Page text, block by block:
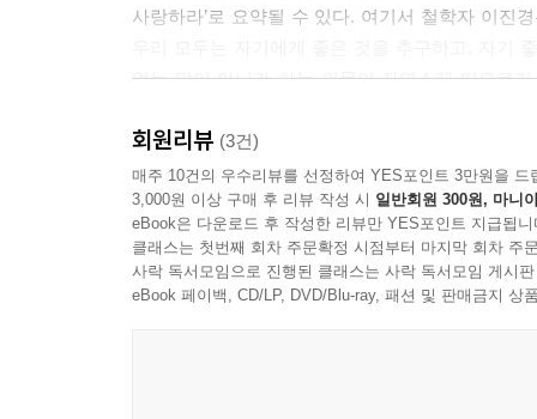
사랑하라’로 요약될 수 있다. 여기서 철학자 이진
없는 말이 아닌가 하는 의문이 자연스레 떠오르
시대를 넘어 우리에게 옮고 그름을 가르치고자 한
때문에 인간에게 무척이나 극단적이고도 지배적
삶을 살게 된다. ‘그들’이 가르치고 ‘그들’을 주어
이러한 태도가 ‘선’은 기본값인 채 ‘악’만 처벌
결합된다고 말한다. 그리고 결국 생명의 본능
회원리뷰 (3건)
매주 10건의 우수리뷰를 선정하여 YES포인트 3만원을 드
3,000원 이상 구매 후 리뷰 작성 시 일반회원 300원, 마니
eBook은 다운로드 후 작성한 리뷰만 YES포인트 지급됩니
클래스는 첫번째 회차 주문확정 시점부터 마지막 회차 주
사락 독서모임으로 진행된 클래스는 사락 독서모임 게시
eBook 페이백, CD/LP, DVD/Blu-ray, 패션 및 판매금지 상